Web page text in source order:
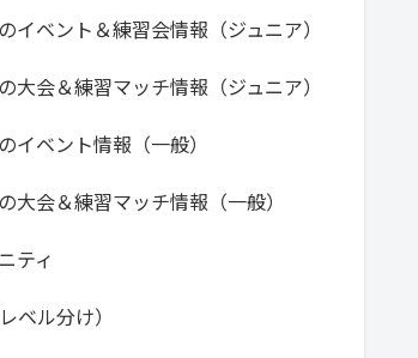
イベント＆練習会情報（ジュニア）
大会＆練習マッチ情報（ジュニア）
イベント情報（一般）
大会＆練習マッチ情報（一般）
ティ
ベル分け）